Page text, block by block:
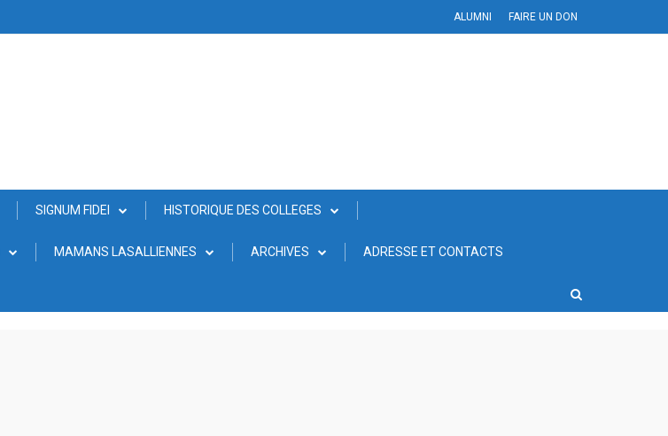
ALUMNI FAIRE UN DON
SIGNUM FIDEI HISTORIQUE DES COLLEGES
MAMANS LASALLIENNES ARCHIVES ADRESSE ET CONTACTS